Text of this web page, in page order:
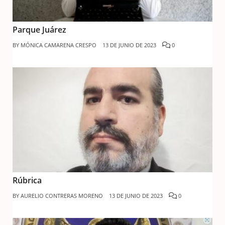
Parque Juárez
BY MÓNICA CAMARENA CRESPO 13 DE JUNIO DE 2023 0
Rúbrica
BY AURELIO CONTRERAS MORENO 13 DE JUNIO DE 2023 0